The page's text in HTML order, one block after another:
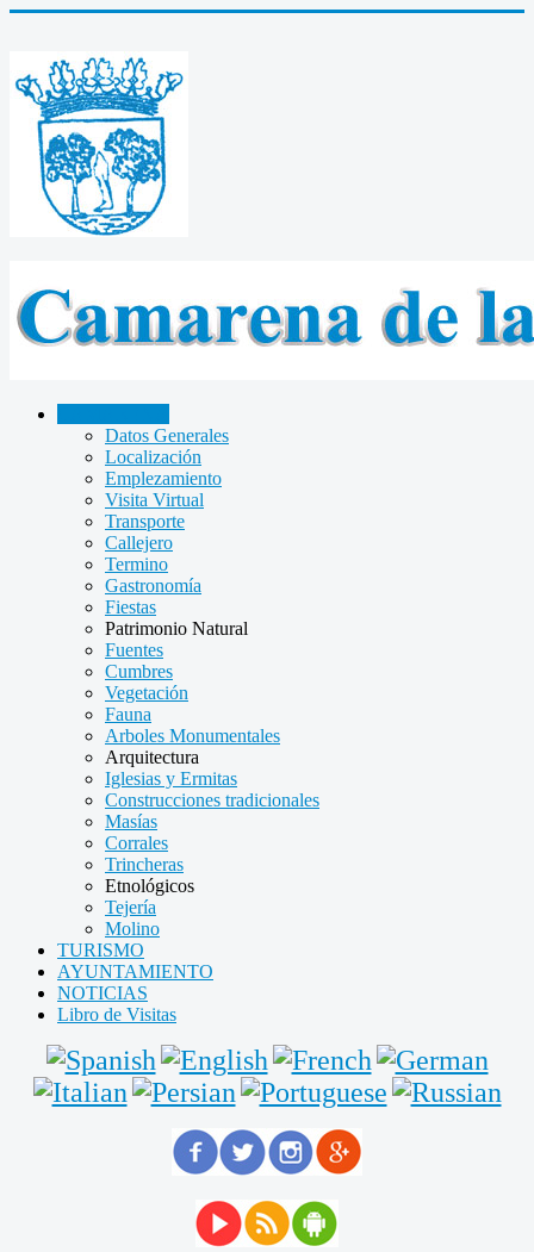
Datos Generales
Localización
Emplezamiento
Visita Virtual
Transporte
Callejero
Termino
Gastronomía
Fiestas
Patrimonio Natural
Fuentes
Cumbres
Vegetación
Fauna
Arboles Monumentales
Arquitectura
Iglesias y Ermitas
Construcciones tradicionales
Masías
Corrales
Trincheras
Etnológicos
Tejería
Molino
TURISMO
AYUNTAMIENTO
NOTICIAS
Libro de Visitas